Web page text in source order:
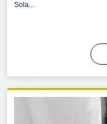
Sola...